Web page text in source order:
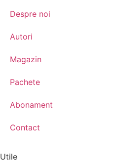
Despre noi
Autori
Magazin
Pachete
Abonament
Contact
Utile